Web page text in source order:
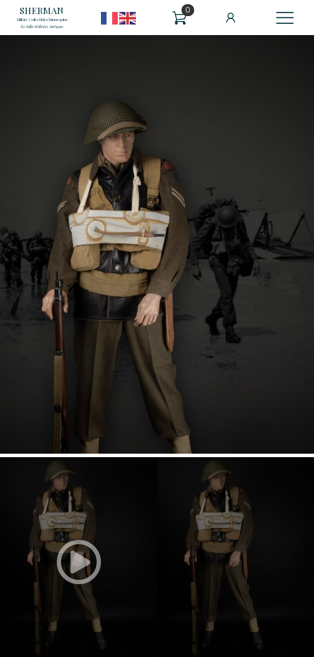
SHERMAN
Military Collectibles Mannequins
by Selles Military Antiques
0